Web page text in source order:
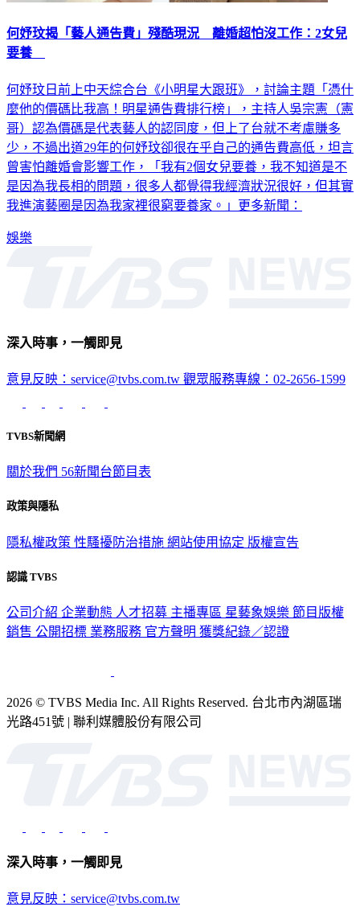
何妤玟揭「藝人通告費」殘酷現況 離婚超怕沒工作：2女兒
要養
何妤玟日前上中天綜合台《小明星大跟班》，討論主題「憑什
麼他的價碼比我高！明星通告費排行榜」，主持人吳宗憲（憲
哥）認為價碼是代表藝人的認同度，但上了台就不考慮賺多
少，不過出道29年的何妤玟卻很在乎自己的通告費高低，坦言
曾害怕離婚會影響工作，「我有2個女兒要養，我不知道是不
是因為我長相的問題，很多人都覺得我經濟狀況很好，但其實
我進演藝圈是因為我家裡很窮要養家。」更多新聞：
娛樂
深入時事，一觸即見
意見反映：service@tvbs.com.tw 觀眾服務專線：02-2656-1599
TVBS新聞網
關於我們 56新聞台節目表
政策與隱私
隱私權政策 性騷擾防治措施 網站使用協定 版權宣告
認識 TVBS
公司介紹 企業動態 人才招募 主播專區 星藝象娛樂 節目版權
銷售 公開招標 業務服務 官方聲明 獲獎紀錄／認證
2026 © TVBS Media Inc. All Rights Reserved. 台北市內湖區瑞
光路451號 | 聯利媒體股份有限公司
深入時事，一觸即見
意見反映：service@tvbs.com.tw